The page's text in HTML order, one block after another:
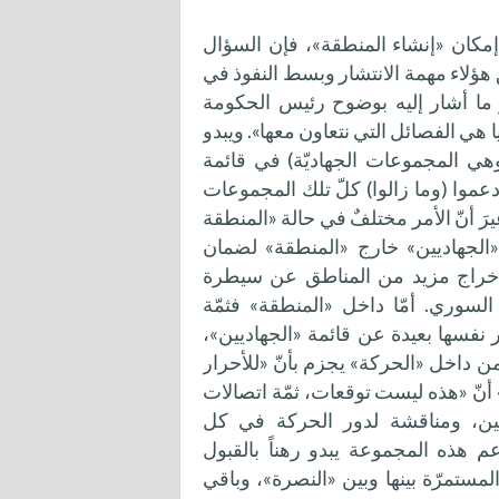
«إنشاء المنطقة»، فإن السؤال
مهمة الانتشار وبسط النفوذ في
ما أشار إليه بوضوح رئيس الحكومة
هي الفصائل التي نتعاون معها». ويبدو
المجموعات الجهاديّة) في قائمة
(وما زالوا) كلّ تلك المجموعات
أنّ الأمر مختلفٌ في حالة «المنطقة
خارج «المنطقة» لضمان
مزيد من المناطق عن سيطرة
أمّا داخل «المنطقة» فثمّة
بعيدة عن قائمة «الجهاديين»،
داخل «الحركة» يجزم بأنّ «للأحرار
أنّ «هذه ليست توقعات، ثمّة اتصالات
ومناقشة لدور الحركة في كل
هذه المجموعة يبدو رهناً بالقبول
بينها وبين «النصرة»، وباقي